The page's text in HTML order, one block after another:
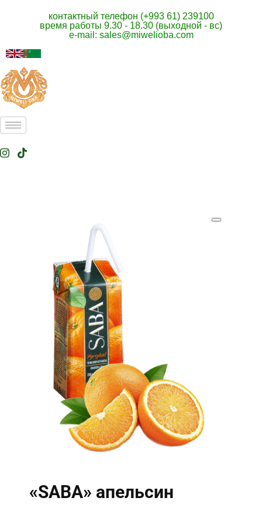
контактный телефон (+993 61) 239100
время работы 9.30 - 18.30 (выходной - вс)
e-mail: sales@miwelioba.com
«SABA» апельсин